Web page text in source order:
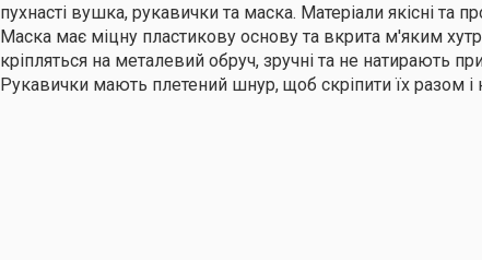
пухнасті вушка, рукавички та маска. Матеріали якісні та
Маска має міцну пластикову основу та вкрита м'яким
кріпляться на металевий обруч, зручні та не натирають при
Рукавички мають плетений шнур, щоб скріпити їх разом і